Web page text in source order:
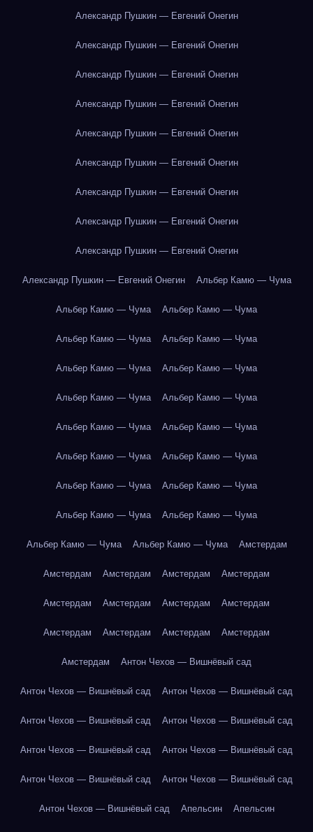
Александр Пушкин — Евгений Онегин
Александр Пушкин — Евгений Онегин
Александр Пушкин — Евгений Онегин
Александр Пушкин — Евгений Онегин
Александр Пушкин — Евгений Онегин
Александр Пушкин — Евгений Онегин
Александр Пушкин — Евгений Онегин
Александр Пушкин — Евгений Онегин
Александр Пушкин — Евгений Онегин
Александр Пушкин — Евгений Онегин Альбер Камю — Чума
Альбер Камю — Чума Альбер Камю — Чума
Альбер Камю — Чума Альбер Камю — Чума
Альбер Камю — Чума Альбер Камю — Чума
Альбер Камю — Чума Альбер Камю — Чума
Альбер Камю — Чума Альбер Камю — Чума
Альбер Камю — Чума Альбер Камю — Чума
Альбер Камю — Чума Альбер Камю — Чума
Альбер Камю — Чума Альбер Камю — Чума
Альбер Камю — Чума Альбер Камю — Чума Амстердам
Амстердам Амстердам Амстердам Амстердам
Амстердам Амстердам Амстердам Амстердам
Амстердам Амстердам Амстердам Амстердам
Амстердам Антон Чехов — Вишнёвый сад
Антон Чехов — Вишнёвый сад Антон Чехов — Вишнёвый сад
Антон Чехов — Вишнёвый сад Антон Чехов — Вишнёвый сад
Антон Чехов — Вишнёвый сад Антон Чехов — Вишнёвый сад
Антон Чехов — Вишнёвый сад Антон Чехов — Вишнёвый сад
Антон Чехов — Вишнёвый сад Апельсин Апельсин